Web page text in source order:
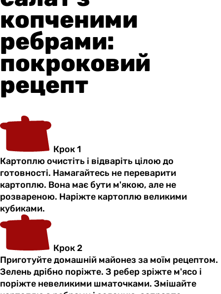
копченими
ребрами:
покроковий
рецепт
Крок 1
Картоплю очистіть і відваріть цілою до
готовності. Намагайтесь не переварити
картоплю. Вона має бути м'якою, але не
розвареною. Наріжте картоплю великими
кубиками.
Крок 2
Приготуйте домашній майонез за моїм рецептом.
Зелень дрібно поріжте. З ребер зріжте м'ясо і
поріжте невеликими шматочками. Змішайте